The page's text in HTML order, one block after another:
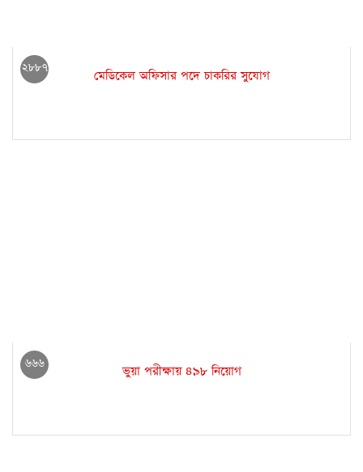
২৮৮৭ মেডিকেল অফিসার পদে চাকরির সুযোগ
৬৬৬ ভুয়া পরীক্ষায় ৪৯৮ নিয়োগ